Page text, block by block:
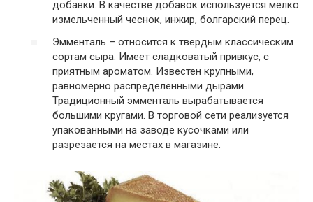
добавки. В качестве добавок используется мелко
измельченный чеснок, инжир, болгарский перец.
Эмменталь – относится к твердым классическим
сортам сыра. Имеет сладковатый привкус, с
приятным ароматом. Известен крупными,
равномерно распределенными дырами.
Традиционный эмменталь вырабатывается
большими кругами. В торговой сети реализуется
упакованными на заводе кусочками или
разрезается на местах в магазине.